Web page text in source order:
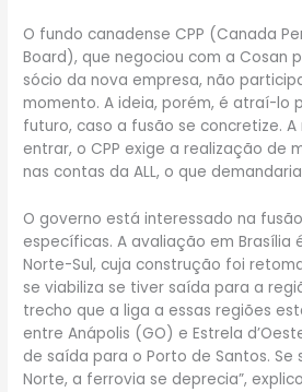
O fundo canadense CPP (Canada
Board), que negociou com a Cosan
sócio da nova empresa, não
momento. A ideia, porém, é atraí-lo
futuro, caso a fusão se concretize.
entrar, o CPP exige a realização de
nas contas da ALL, o que
O governo está interessado na
específicas. A avaliação em Brasília
Norte-Sul, cuja construção foi
se viabiliza se tiver saída para a
trecho que a liga a essas regiões
entre Anápolis (GO) e Estrela
de saída para o Porto de Santos. Se
Norte, a ferrovia se deprecia”,